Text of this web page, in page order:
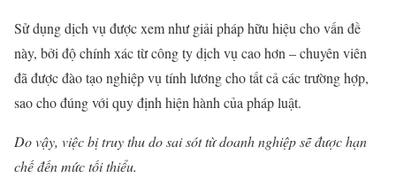
Sử dụng dịch vụ được xem như giải pháp hữu hiệu cho vấn đề
này, bởi độ chính xác từ công ty dịch vụ cao hơn – chuyên viên
đã được đào tạo nghiệp vụ tính lương cho tất cả các trường hợp,
sao cho đúng với quy định hiện hành của pháp luật.
Do vậy, việc bị truy thu do sai sót từ doanh nghiệp sẽ được hạn
chế đến mức tối thiểu.